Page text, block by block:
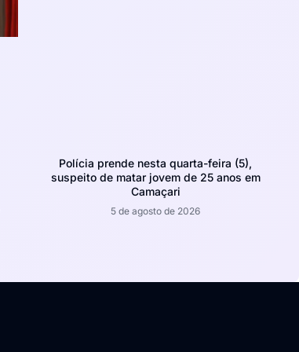
Polícia prende nesta quarta-feira (5),
suspeito de matar jovem de 25 anos em
Camaçari
5 de agosto de 2026